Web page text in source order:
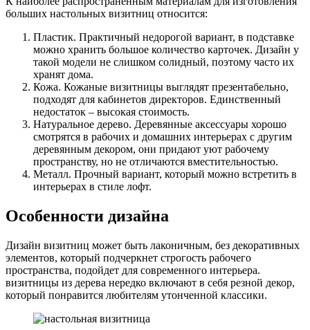
больших настольных визитниц относится:
Пластик. Практичный недорогой вариант, в подставке
можно хранить большое количество карточек. Дизайн у
такой модели не слишком солидный, поэтому часто их
хранят дома.
Кожа. Кожаные визитницы выглядят презентабельно,
подходят для кабинетов директоров. Единственный
недостаток – высокая стоимость.
Натуральное дерево. Деревянные аксессуары хорошо
смотрятся в рабочих и домашних интерьерах с другим
деревянным декором, они придают уют рабочему
пространству, но не отличаются вместительностью.
Металл. Прочный вариант, который можно встретить в
интерьерах в стиле лофт.
Особенности дизайна
Дизайн визитниц может быть лаконичным, без декоративных
элементов, который подчеркнет строгость рабочего
пространства, подойдет для современного интерьера.
визитницы из дерева нередко включают в себя резной декор,
который понравится любителям утонченной классики.